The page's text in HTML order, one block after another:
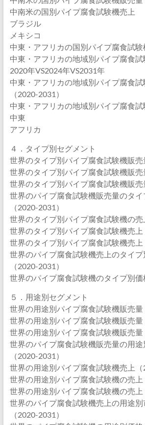
中南米の国別パイプ腐食試験機売上
ブラジル
メキシコ
中東・アフリカの国別パイプ腐食試験
中東・アフリカの地域別パイプ腐食試
2020年VS2024年VS2031年
中東・アフリカの地域別パイプ腐食
（2020-2031）
中東・アフリカの地域別パイプ腐食試
中東
アフリカ
４．タイプ別セグメント
世界のタイプ別パイプ腐食試験機販売
世界のタイプ別パイプ腐食試験機販売
世界のタイプ別パイプ腐食試験機販売
世界のパイプ腐食試験機販売量のタ
（2020-2031）
世界のタイプ別パイプ腐食試験機の売
世界のタイプ別パイプ腐食試験機売上
世界のタイプ別パイプ腐食試験機売上
世界のパイプ腐食試験機売上のタイ
（2020-2031）
世界のパイプ腐食試験機のタイプ別価
５．用途別セグメント
世界の用途別パイプ腐食試験機販売量
世界の用途別パイプ腐食試験機販売量
世界の用途別パイプ腐食試験機販売量
世界のパイプ腐食試験機販売量の用
（2020-2031）
世界の用途別パイプ腐食試験機売上（
世界の用途別パイプ腐食試験機の売上
世界の用途別パイプ腐食試験機の売上
世界のパイプ腐食試験機売上の用途
（2020-2031）